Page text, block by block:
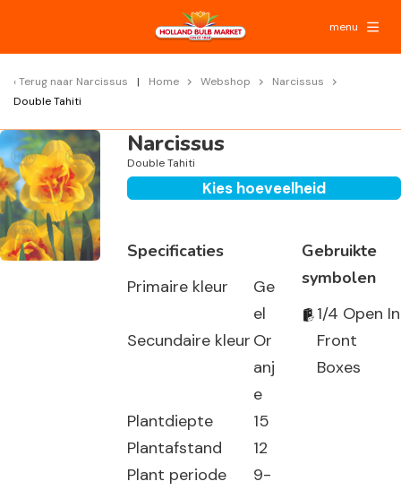
menu
Terug naar Narcissus Home Webshop
Narcissus
Double Tahiti
Narcissus
Double Tahiti
Kies hoeveelheid
Specificaties
Primaire kleur
Ge
el
Secundaire kleur Or
anj
e
Plantdiepte
15
Plantafstand
12
Plant periode
9-
Gebruikte
symbolen
1/4 Open In
Front
Boxes